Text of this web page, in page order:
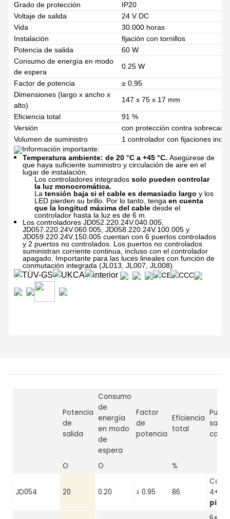
Grado de protección
IP20
Voltaje de salida
24 V DC
Vida
30.000 horas
Instalación
fijación con tornillos
Potencia de salida
60 W
Consumo de energía en modo
de espera
0.25 W
Factor de potencia
≥ 0,95
Dimensiones (largo x ancho x
alto)
147 x 75 x 17 mm
Eficiencia total
91 %
Versión
con protección contra
Volumen de suministro
1 controlador con fijaciones
Información importante:
Temperatura ambiente: de 20 °C a +45 °C. Asegúrese de
que haya suficiente suministro y circulación de aire en el
lugar de instalación.
Los controladores integradossolo pueden controlar
la luz monocromática.
Latensión baja si el cable es demasiado largo y los
LED pierden su brillo. Por lo tanto, tengaen cuenta
que la longitud máxima del cable desde el
controlador hasta la luz es de 6 m.
Los controladores JD052.220.24V.040.005,
JD057.220.24V.060.005, JD058.220.24V.100.005 y
JD059.220.24V.150.005 cuentan con 6 puertos controlados
y 2 puertos no controlados. Los puertos no controlados
suministran corriente continua, incluso con el controlador
apagado. Importante para las luces lineales con función de
conmutación integrada (JL013, JL007, JL008).
Potencia
de
salida
Consumo
de
energía
en modo
de
espera
Factor
de
potencia
Eficiencia
total
salida
O O %
JD054 20 0.20 ≥ 0.95 86
4+2